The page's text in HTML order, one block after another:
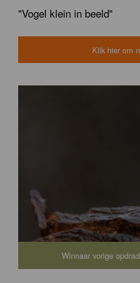
"Vogel klein in beeld"
Klik hier om
Winnaar vorige